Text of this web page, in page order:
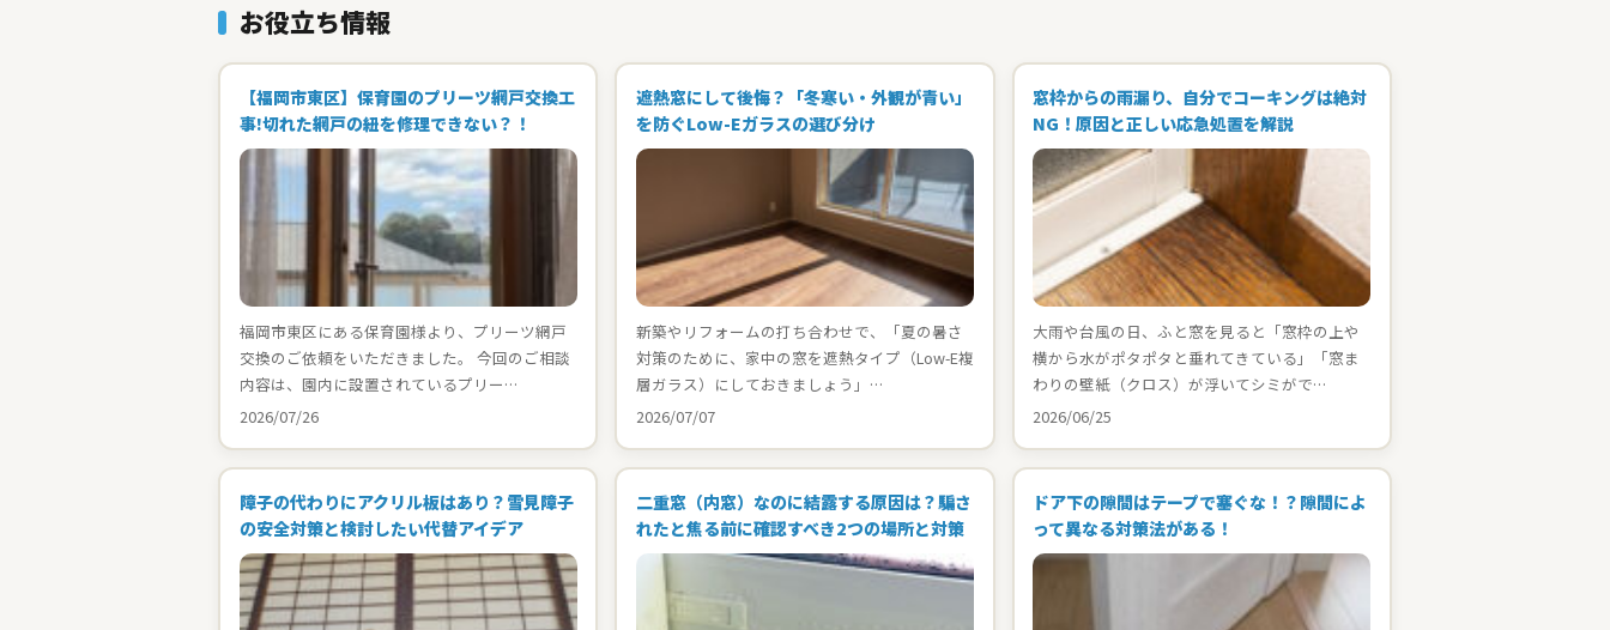
お役立ち情報
【福岡市東区】保育園のプリーツ網戸交換工
事!切れた網戸の紐を修理できない？！
福岡市東区にある保育園様より、プリーツ網戸
交換のご依頼をいただきました。 今回のご相談
内容は、園内に設置されているプリー…
2026/07/26
遮熱窓にして後悔？「冬寒い・外観が青い」
を防ぐLow-Eガラスの選び分け
新築やリフォームの打ち合わせで、「夏の暑さ
対策のために、家中の窓を遮熱タイプ（Low-E複
層ガラス）にしておきましょう」…
2026/07/07
窓枠からの雨漏り、自分でコーキングは絶対
NG！原因と正しい応急処置を解説
大雨や台風の日、ふと窓を見ると「窓枠の上や
横から水がポタポタと垂れてきている」「窓ま
わりの壁紙（クロス）が浮いてシミがで…
2026/06/25
障子の代わりにアクリル板はあり？雪見障子
の安全対策と検討したい代替アイデア
二重窓（内窓）なのに結露する原因は？騙さ
れたと焦る前に確認すべき2つの場所と対策
ドア下の隙間はテープで塞ぐな！？隙間によ
って異なる対策法がある！